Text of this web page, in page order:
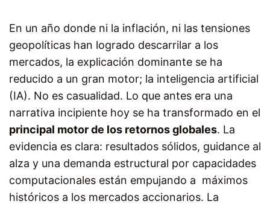
En un año donde ni la inflación, ni las tensiones
geopolíticas han logrado descarrilar a los
mercados, la explicación dominante se ha
reducido a un gran motor; la inteligencia artificial
(IA). No es casualidad. Lo que antes era una
narrativa incipiente hoy se ha transformado en el
principal motor de los retornos globales. La
evidencia es clara: resultados sólidos, guidance al
alza y una demanda estructural por capacidades
computacionales están empujando a máximos
históricos a los mercados accionarios. La